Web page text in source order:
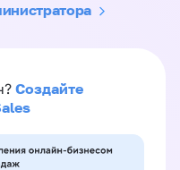
Создайте